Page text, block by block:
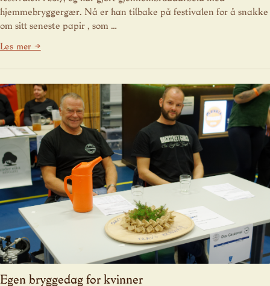
hjemmebryggergær. Nå er han tilbake på festivalen for å snakke
om sitt seneste papir , som …
Les mer →
Egen bryggedag for kvinner